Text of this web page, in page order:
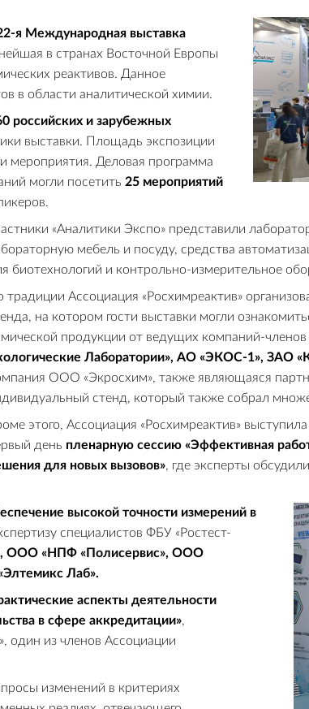
я Международная выставка
в странах Восточной Европы
реактивов. Данное
в области аналитической химии.
российских и зарубежных
выставки. Площадь экспозиции
мероприятия. Деловая программа
могли посетить 25 мероприятий
«Аналитики Экспо» представили
мебель и посуду, средства
биотехнологий и контрольно-измерительное
традиции Ассоциация «Росхимреактив»
на котором гости выставки могли
продукции от ведущих компаний-
Лаборатории», АО «ЭКОС-1», ЗАО
ООО «Экросхим», также являющаяся
стенд, который также собрал
этого, Ассоциация «Росхимреактив»
день пленарную сессию «Эффективная
для новых вызовов», где эксперты
высокой точности измерений в
специалистов ФБУ «Ростест-
ООО «НПФ «Полисервис», ООО
Лаб».
аспекты деятельности
в сфере аккредитации»,
один из членов Ассоциации
изменений в критериях